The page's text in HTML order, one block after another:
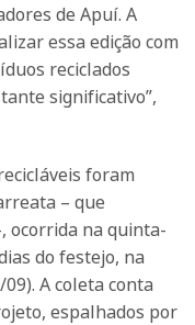
de Apuí. A
essa edição com
reciclados
significativo”,
foram
– que
ocorrida na quinta-
do festejo, na
A coleta conta
espalhados por